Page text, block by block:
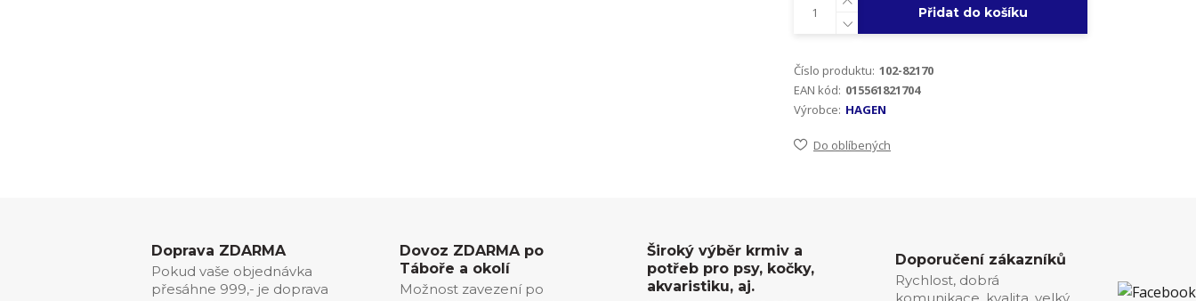
Přidat do košíku
Číslo produktu: 102-82170
EAN kód: 015561821704
Výrobce: HAGEN
Do oblíbených
Doprava ZDARMA
Pokud vaše objednávka
přesáhne 999,- je doprava
Dovoz ZDARMA po
Táboře a okolí
Možnost zavezení po
Široký výběr krmiv a
potřeb pro psy, kočky,
akvaristiku, aj.
Doporučení zákazníků
Rychlost, dobrá